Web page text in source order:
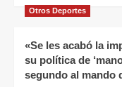
Otros Deportes
«Se les acabó la
su política de
segundo al mando